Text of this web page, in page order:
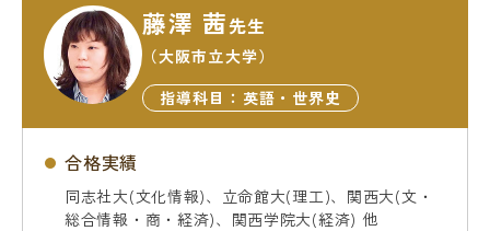
藤澤 茜先生
（大阪市立大学）
指導科目：英語・世界史
合格実績
同志社大(文化情報)、立命館大(理工)、関西大(文・
総合情報・商・経済)、関西学院大(経済) 他